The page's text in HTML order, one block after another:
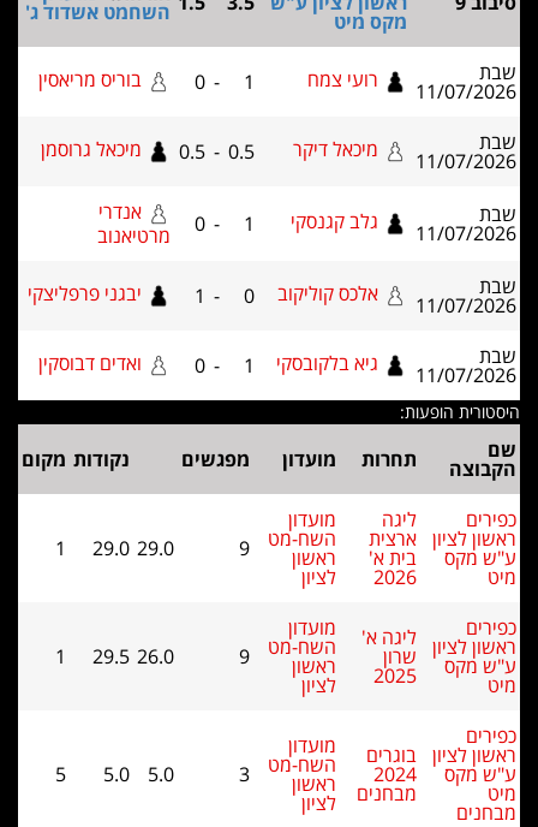
מקס מיט השחמט אשדוד ג'
11/07/ רועי צמח 0 בוריס מריאסין
11/07/ מיכאל דיקר 0.5
0.5 מיכאל גרוסמן
11/07/ גלב קגנסקי 1
0
אנדרי
מרטיאנוב
11/07/ אלכס קוליקוב 0
1 יבגני פרפליצקי
11/07/ גיא בלקובסקי 1
0 ואדים דבוסקין
הופעות:
תחרות מועדון מפגשים נקודות מקום
לציון
מקס
ארצית
בית א'
2026
מועדון
השח-מט
ראשון
לציון
9
29.0
1
לציון
מקס
ליגה א'
שרון
2025
מועדון
השח-מט
ראשון
לציון
9
29.5
1
לציון
מקס
בוגרים
2024
מבחנים
מועדון
השח-מט
ראשון
לציון
3
5.0
5